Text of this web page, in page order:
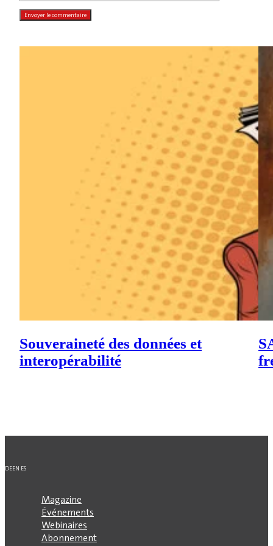
Souveraineté des données et
interopérabilité
DEEN ES
Magazine
Événements
Webinaires
Abonnement